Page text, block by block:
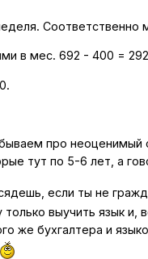
Соответственно
в мес. 692 - 400 =
про неоценимый
тут по 5-6 лет, а
если ты не
выучить язык
же бухгалтера и